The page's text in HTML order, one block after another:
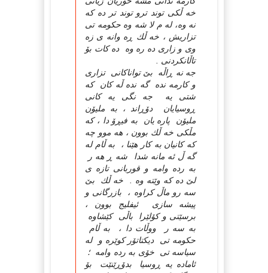
خه ڵكی توند ترو توند تر ده كه
نه وه، له م لا شه وه حكومه تی
تزاریش ، خه ڵك ڕه وانه ی زه
وی و زاری ده ره وه ده كات بۆ
تاڵانكردنی .
جه نه ڕاڵه بێ تواناكانی تزاری
و كارمه نده گه نده ڵه كان كه
شتی یه جه نگی یه كانی
ڕوسیایان دۆڕاند ، به ملیۆن
ملیۆن پاره یان به فیڕۆ دا ، كه
مڵكی خه ڵك بوون ، هه موو چه
كه كانیان به كار هێنا ، به ڵام له
گه ڵ ئه مانه شدا شه ڕ هه ر
به رده وامه و قوربانی تازه ی
لێ ده كه وێته وه . خه ڵك بێ
سه رو ماڵ كراوه ، بازرگانی و
پیشه سازی ئیفلیج بوون ،
برسێتی و كۆلێرا باڵی كێشاوه
به سه ر ووڵات دا ، به ڵام
حكومه تی دیكتاتۆر كوێره و له
سیاسه تی خۆی به رده وامه ؛
ئاماده یه ڕوسیا بدۆڕێنێت بۆ